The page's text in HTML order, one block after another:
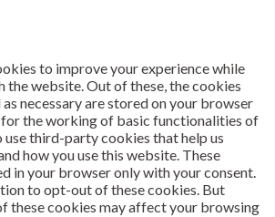
to improve your experience while
the website. Out of these, the cookies
necessary are stored on your browser
for the working of basic functionalities of
use third-party cookies that help us
how you use this website. These
in your browser only with your consent.
to opt-out of these cookies. But
these cookies may affect your browsing